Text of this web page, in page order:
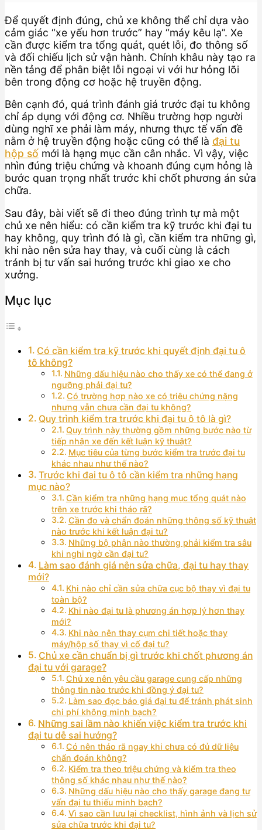
Để quyết định đúng, chủ xe không thể chỉ dựa vào
cảm giác “xe yếu hơn trước” hay “máy kêu lạ”. Xe
cần được kiểm tra tổng quát, quét lỗi, đo thông số
và đối chiếu lịch sử vận hành. Chính khâu này tạo ra
nền tảng để phân biệt lỗi ngoại vi với hư hỏng lõi
bên trong động cơ hoặc hệ truyền động.
Bên cạnh đó, quá trình đánh giá trước đại tu không
chỉ áp dụng với động cơ. Nhiều trường hợp người
dùng nghĩ xe phải làm máy, nhưng thực tế vấn đề
nằm ở hệ truyền động hoặc cũng có thể là đại tu
hộp số mới là hạng mục cần cân nhắc. Vì vậy, việc
nhìn đúng triệu chứng và khoanh đúng cụm hỏng là
bước quan trọng nhất trước khi chốt phương án sửa
chữa.
Sau đây, bài viết sẽ đi theo đúng trình tự mà một
chủ xe nên hiểu: có cần kiểm tra kỹ trước khi đại tu
hay không, quy trình đó là gì, cần kiểm tra những gì,
khi nào nên sửa hay thay, và cuối cùng là cách
tránh bị tư vấn sai hướng trước khi giao xe cho
xưởng.
Mục lục
Có cần kiểm tra kỹ trước khi quyết định đại tu ô
tô không?
Những dấu hiệu nào cho thấy xe có thể đang ở
ngưỡng phải đại tu?
Có trường hợp nào xe có triệu chứng nặng
nhưng vẫn chưa cần đại tu không?
Quy trình kiểm tra trước khi đại tu ô tô là gì?
Quy trình này thường gồm những bước nào từ
tiếp nhận xe đến kết luận kỹ thuật?
Mục tiêu của từng bước kiểm tra trước đại tu
khác nhau như thế nào?
Trước khi đại tu ô tô cần kiểm tra những hạng
mục nào?
Cần kiểm tra những hạng mục tổng quát nào
trên xe trước khi tháo rã?
Cần đo và chẩn đoán những thông số kỹ thuật
nào trước khi kết luận đại tu?
Những bộ phận nào thường phải kiểm tra sâu
khi nghi ngờ cần đại tu?
Làm sao đánh giá nên sửa chữa, đại tu hay thay
mới?
Khi nào chỉ cần sửa chữa cục bộ thay vì đại tu
toàn bộ?
Khi nào đại tu là phương án hợp lý hơn thay
mới?
Khi nào nên thay cụm chi tiết hoặc thay
máy/hộp số thay vì cố đại tu?
Chủ xe cần chuẩn bị gì trước khi chốt phương án
đại tu với garage?
Chủ xe nên yêu cầu garage cung cấp những
thông tin nào trước khi đồng ý đại tu?
Làm sao đọc báo giá đại tu để tránh phát sinh
chi phí không minh bạch?
Những sai lầm nào khiến việc kiểm tra trước khi
đại tu dễ sai hướng?
Có nên tháo rã ngay khi chưa có đủ dữ liệu
chẩn đoán không?
Kiểm tra theo triệu chứng và kiểm tra theo
thông số khác nhau như thế nào?
Những dấu hiệu nào cho thấy garage đang tư
vấn đại tu thiếu minh bạch?
Vì sao cần lưu lại checklist, hình ảnh và lịch sử
sửa chữa trước khi đại tu?